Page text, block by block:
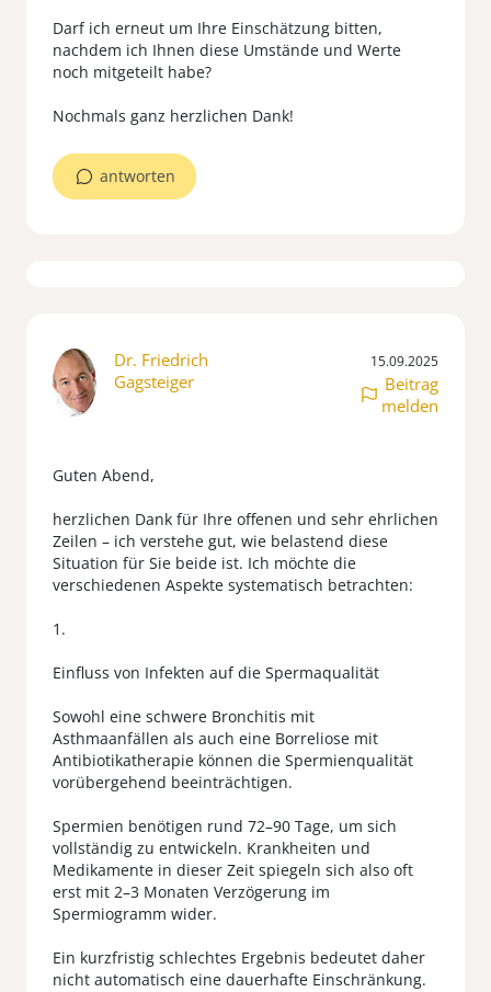
Darf ich erneut um Ihre Einschätzung bitten,
nachdem ich Ihnen diese Umstände und Werte
noch mitgeteilt habe?
antworten
Dr. Friedrich
Gagsteiger
15.09.2025
Beitrag
melden
Guten Abend,
herzlichen Dank für Ihre offenen und sehr ehrlichen
Zeilen – ich verstehe gut, wie belastend diese
Situation für Sie beide ist. Ich möchte die
verschiedenen Aspekte systematisch betrachten:
1.
Einfluss von Infekten auf die Spermaqualität
Sowohl eine schwere Bronchitis mit
Asthmaanfällen als auch eine Borreliose mit
Antibiotikatherapie können die Spermienqualität
vorübergehend beeinträchtigen.
Spermien benötigen rund 72–90 Tage, um sich
vollständig zu entwickeln. Krankheiten und
Medikamente in dieser Zeit spiegeln sich also oft
erst mit 2–3 Monaten Verzögerung im
Spermiogramm wider.
Ein kurzfristig schlechtes Ergebnis bedeutet daher
nicht automatisch eine dauerhafte Einschränkung.